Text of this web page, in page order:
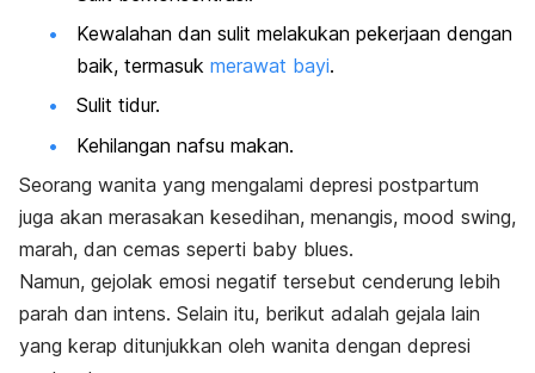
Kewalahan dan sulit melakukan pekerjaan dengan
baik, termasuk merawat bayi.
Sulit tidur.
Kehilangan nafsu makan.
Seorang wanita yang mengalami depresi postpartum
juga akan merasakan kesedihan, menangis, mood swing,
marah, dan cemas seperti baby blues.
Namun, gejolak emosi negatif tersebut cenderung lebih
parah dan intens. Selain itu, berikut adalah gejala lain
yang kerap ditunjukkan oleh wanita dengan depresi